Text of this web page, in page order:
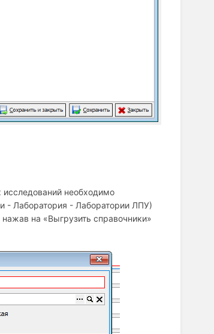
исследований необходимо
- Лаборатория - Лаборатории ЛПУ)
на «Выгрузить справочники»